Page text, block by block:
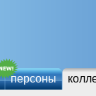
персоны